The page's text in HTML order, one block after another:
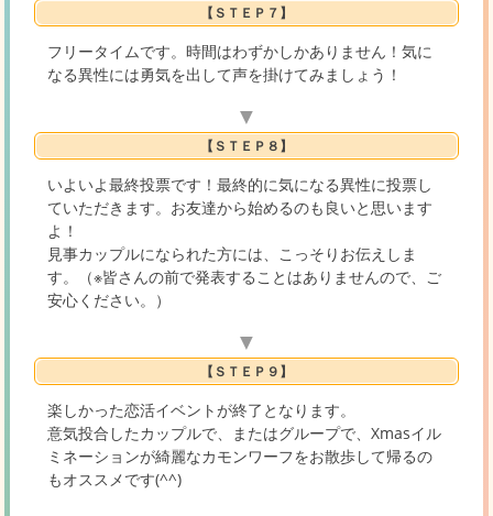
【ＳＴＥＰ７】
フリータイムです。時間はわずかしかありません！気に
なる異性には勇気を出して声を掛けてみましょう！
▼
【ＳＴＥＰ８】
いよいよ最終投票です！最終的に気になる異性に投票し
ていただきます。お友達から始めるのも良いと思います
よ！
見事カップルになられた方には、こっそりお伝えしま
す。（※皆さんの前で発表することはありませんので、ご
安心ください。）
▼
【ＳＴＥＰ９】
楽しかった恋活イベントが終了となります。
意気投合したカップルで、またはグループで、Xmasイル
ミネーションが綺麗なカモンワーフをお散歩して帰るの
もオススメです(^^)